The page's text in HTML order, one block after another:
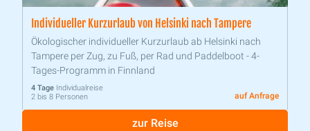
Individueller Kurzurlaub von Helsinki nach Tampere
Ökologischer individueller Kurzurlaub ab Helsinki nach
Tampere per Zug, zu Fuß, per Rad und Paddelboot - 4-
Tages-Programm in Finnland
4 Tage Individualreise
2 bis 8 Personen
auf Anfrage
zur Reise